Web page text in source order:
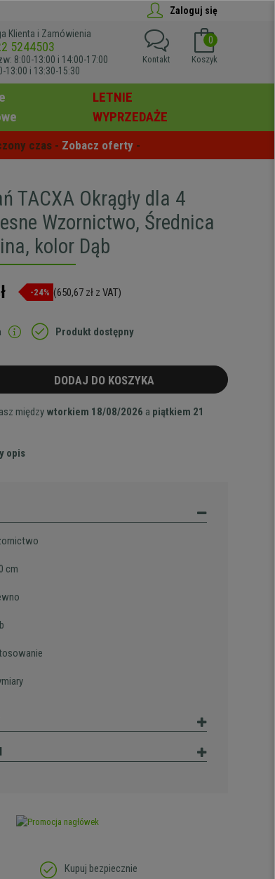
Zaloguj się
Klienta i Zamówienia
5244503
8:00-13:00 i 14:00-17:00
13:00 i 13:30-15:30
0
Koszyk
Kontakt
LETNIE
WYPRZEDAŻE
czas - Zobacz oferty -
TACXA Okrągły dla 4
Wzornictwo, Średnica
kolor Dąb
-24% (650,67 zł z VAT)
Produkt dostępny
DODAJ DO KOSZYKA
między wtorkiem 18/08/2026 a piątkiem 21
opis
cm
Kupuj bezpiecznie